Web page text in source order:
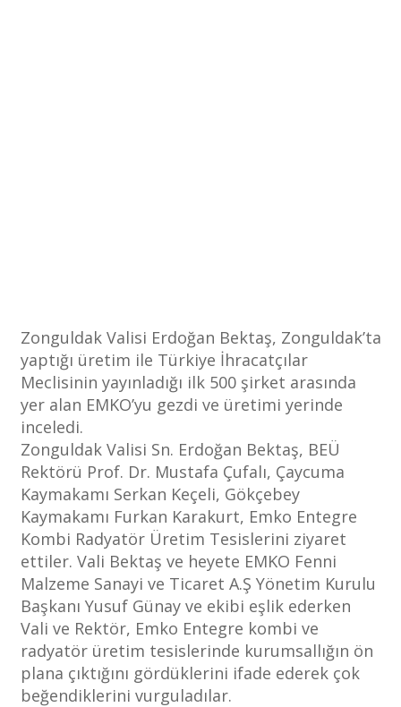
Zonguldak Valisi Erdoğan Bektaş, Zonguldak’ta
yaptığı üretim ile Türkiye İhracatçılar
Meclisinin yayınladığı ilk 500 şirket arasında
yer alan EMKO’yu gezdi ve üretimi yerinde
inceledi.
Zonguldak Valisi Sn. Erdoğan Bektaş, BEÜ
Rektörü Prof. Dr. Mustafa Çufalı, Çaycuma
Kaymakamı Serkan Keçeli, Gökçebey
Kaymakamı Furkan Karakurt, Emko Entegre
Kombi Radyatör Üretim Tesislerini ziyaret
ettiler. Vali Bektaş ve heyete EMKO Fenni
Malzeme Sanayi ve Ticaret A.Ş Yönetim Kurulu
Başkanı Yusuf Günay ve ekibi eşlik ederken
Vali ve Rektör, Emko Entegre kombi ve
radyatör üretim tesislerinde kurumsallığın ön
plana çıktığını gördüklerini ifade ederek çok
beğendiklerini vurguladılar.